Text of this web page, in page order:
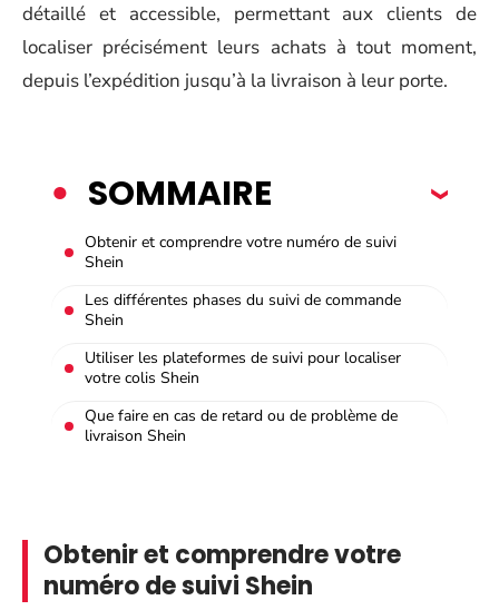
détaillé et accessible, permettant aux clients de
localiser précisément leurs achats à tout moment,
depuis l’expédition jusqu’à la livraison à leur porte.
SOMMAIRE
Obtenir et comprendre votre numéro de suivi
Shein
Les différentes phases du suivi de commande
Shein
Utiliser les plateformes de suivi pour localiser
votre colis Shein
Que faire en cas de retard ou de problème de
livraison Shein
Obtenir et comprendre votre
numéro de suivi Shein